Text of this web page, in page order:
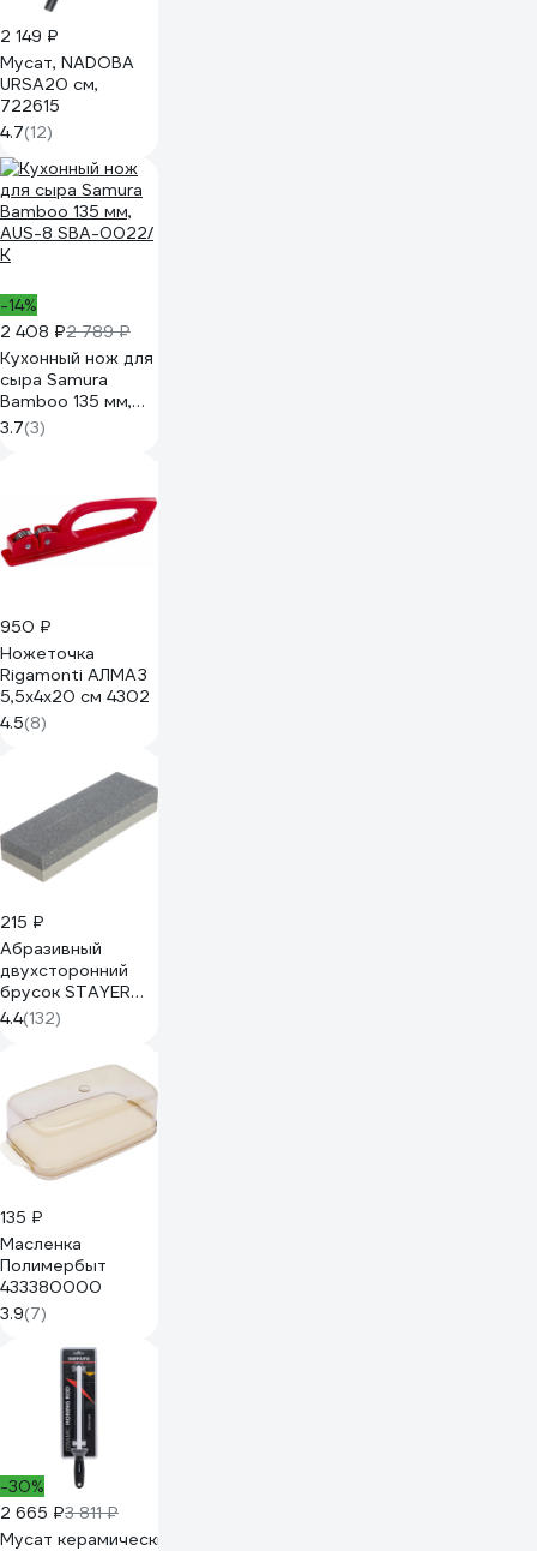
2 149 ₽
Мусат, NADOBA
URSA20 см,
722615
4.7(12)
-14%
2 408 ₽2 789 ₽
Кухонный нож для
сыра Samura
Bamboo 135 мм,
AUS-8 SBA-0022/
3.7(3)
950 ₽
Ножеточка
Rigamonti АЛМАЗ
5,5x4x20 см 4302
4.5(8)
215 ₽
Абразивный
двухсторонний
брусок STAYER
150мм 3572-15
4.4(132)
135 ₽
Масленка
Полимербыт
433380000
3.9(7)
-30%
2 665 ₽3 811 ₽
Мусат керамический 254 мм, белый